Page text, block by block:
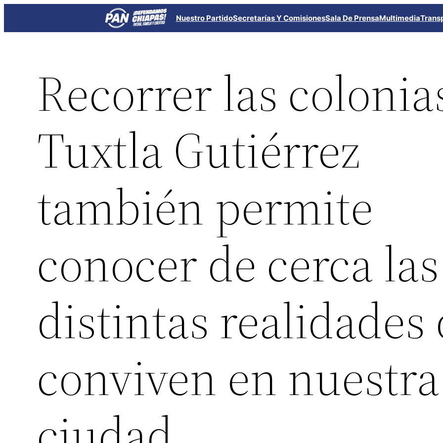
Nuestro PartidoSecretarías Y ComisionesSala De PrensaMultimedia
Recorrer las
Tuxtla Gutiérrez
también permite
conocer de cerca las
distintas realidades
conviven en nuestra